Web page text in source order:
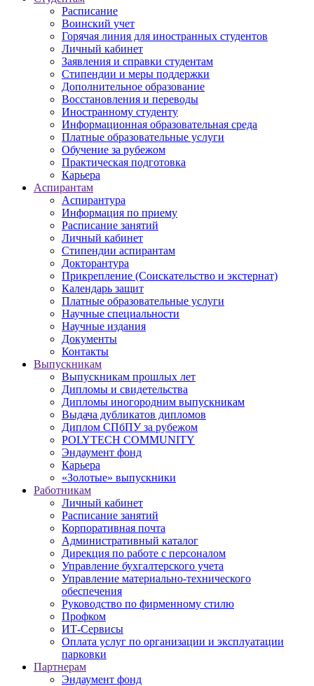
Расписание
Воинский учет
Горячая линия для иностранных студентов
Личный кабинет
Заявления и справки студентам
Стипендии и меры поддержки
Дополнительное образование
Восстановления и переводы
Иностранному студенту
Информационная образовательная среда
Платные образовательные услуги
Обучение за рубежом
Практическая подготовка
Карьера
Аспирантам
Аспирантура
Информация по приему
Расписание занятий
Личный кабинет
Стипендии аспирантам
Докторантура
Прикрепление (Соискательство и экстернат)
Календарь защит
Платные образовательные услуги
Научные специальности
Научные издания
Документы
Контакты
Выпускникам
Выпускникам прошлых лет
Дипломы и свидетельства
Дипломы иногородним выпускникам
Выдача дубликатов дипломов
Диплом СПбПУ за рубежом
POLYTECH COMMUNITY
Эндаумент фонд
Карьера
«Золотые» выпускники
Работникам
Личный кабинет
Расписание занятий
Корпоративная почта
Административный каталог
Дирекция по работе с персоналом
Управление бухгалтерского учета
Управление материально-технического
обеспечения
Руководство по фирменному стилю
Профком
ИТ-Сервисы
Оплата услуг по организации и эксплуатации
парковки
Партнерам
Эндаумент фонд